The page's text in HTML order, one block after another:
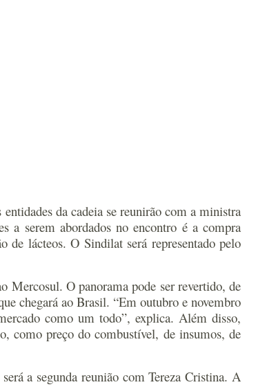
da cadeia se reunirão com a ministra
a serem abordados no encontro é a compra
lácteos. O Sindilat será representado pelo
Mercosul. O panorama pode ser revertido, de
chegará ao Brasil. “Em outubro e novembro
como um todo”, explica. Além disso,
como preço do combustível, de insumos, de
a segunda reunião com Tereza Cristina. A